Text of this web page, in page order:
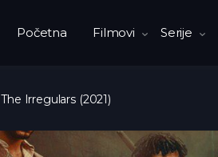
Početna Filmovi Serije
The Irregulars (2021)